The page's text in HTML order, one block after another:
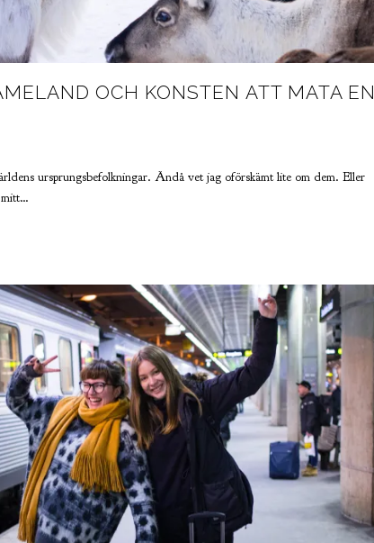
OCH KONSTEN ATT MATA EN
ursprungsbefolkningar. Ändå vet jag oförskämt lite om dem. Eller
mitt…